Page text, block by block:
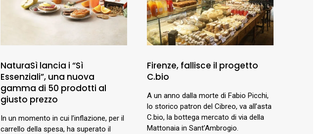
NaturaSì lancia i “Sì
Essenziali”, una nuova
gamma di 50 prodotti al
giusto prezzo
In un momento in cui l’inflazione, per il
carrello della spesa, ha superato il
Firenze, fallisce il progetto
C.bio
A un anno dalla morte di Fabio Picchi,
lo storico patron del Cibreo, va all’asta
C.bio, la bottega mercato di via della
Mattonaia in Sant’Ambrogio.